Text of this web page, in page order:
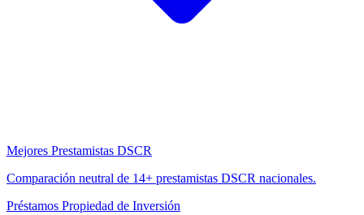
Mejores Prestamistas DSCR
Comparación neutral de 14+ prestamistas DSCR nacionales.
Préstamos Propiedad de Inversión